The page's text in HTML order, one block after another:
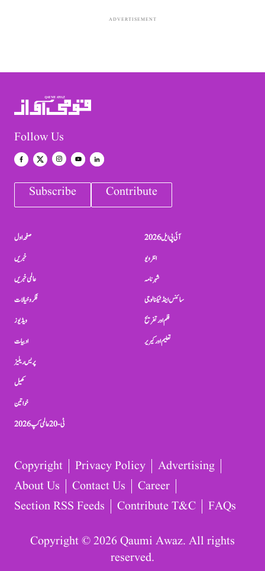
ADVERTISEMENT
Follow Us
Subscribe Contribute
صفحہ اول
خبریں
عالمی خبریں
فکر و خیالات
ویڈیوز
ادبیات
پریس ریلیز
کھیل
خواتین
ٹی-20 عالمی کپ 2026
آئی پی ایل 2026
انٹرویو
شہرنامہ
سائنس اینڈ ٹیکنالوجی
فلم اور تفریح
تعلیم اور کیریر
Copyright Privacy Policy
Advertising
About Us
Contact Us
Career
Section RSS Feeds
Contribute T&C FAQs
Copyright © 2026 Qaumi Awaz. All rights
reserved.